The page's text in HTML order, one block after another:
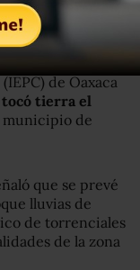
de Oaxaca
tocó tierra el
municipio de
que se prevé
lluvias de
de torrenciales
de la zona